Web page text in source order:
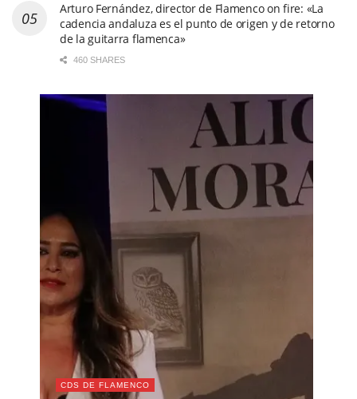
Arturo Fernández, director de Flamenco on fire: «La
cadencia andaluza es el punto de origen y de retorno
de la guitarra flamenca»
460 SHARES
CDS DE FLAMENCO